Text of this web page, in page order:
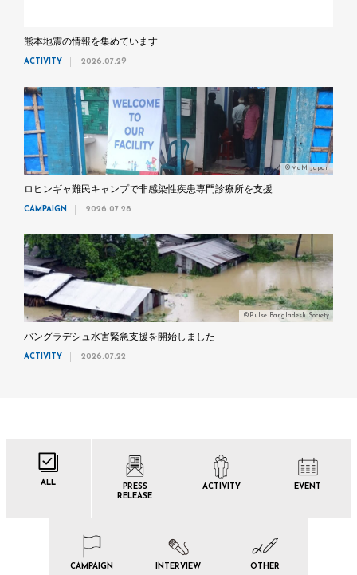
熊本地震の情報を集めています
ACTIVITY 2026.07.29
©MdM Japan
ロヒンギャ難民キャンプで非感染性疾患専門診療所を支援
CAMPAIGN 2026.07.28
©Pulse Bangladesh Society
バングラデシュ水害緊急支援を開始しました
ACTIVITY 2026.07.22
ALL
PRESS
RELEASE
ACTIVITY EVENT
CAMPAIGN INTERVIEW OTHER